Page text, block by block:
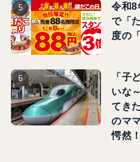
令和8
で「
度の
「子
いな
てき
のマ
愕然！